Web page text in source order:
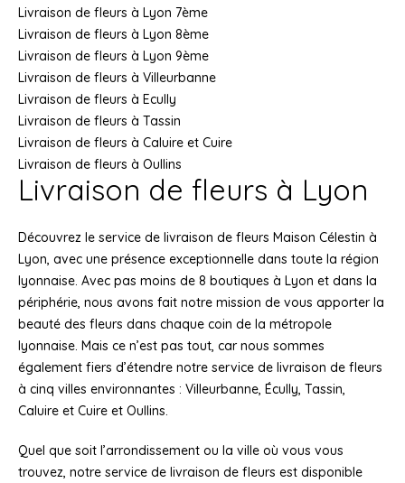
Livraison de fleurs à Lyon 7ème
Livraison de fleurs à Lyon 8ème
Livraison de fleurs à Lyon 9ème
Livraison de fleurs à Villeurbanne
Livraison de fleurs à Ecully
Livraison de fleurs à Tassin
Livraison de fleurs à Caluire et Cuire
Livraison de fleurs à Oullins
Livraison de fleurs à Lyon
Découvrez le service de livraison de fleurs Maison Célestin à
Lyon, avec une présence exceptionnelle dans toute la région
lyonnaise. Avec pas moins de 8 boutiques à Lyon et dans la
périphérie, nous avons fait notre mission de vous apporter la
beauté des fleurs dans chaque coin de la métropole
lyonnaise. Mais ce n’est pas tout, car nous sommes
également fiers d’étendre notre service de livraison de fleurs
à cinq villes environnantes : Villeurbanne, Écully, Tassin,
Caluire et Cuire et Oullins.
Quel que soit l’arrondissement ou la ville où vous vous
trouvez, notre service de livraison de fleurs est disponible